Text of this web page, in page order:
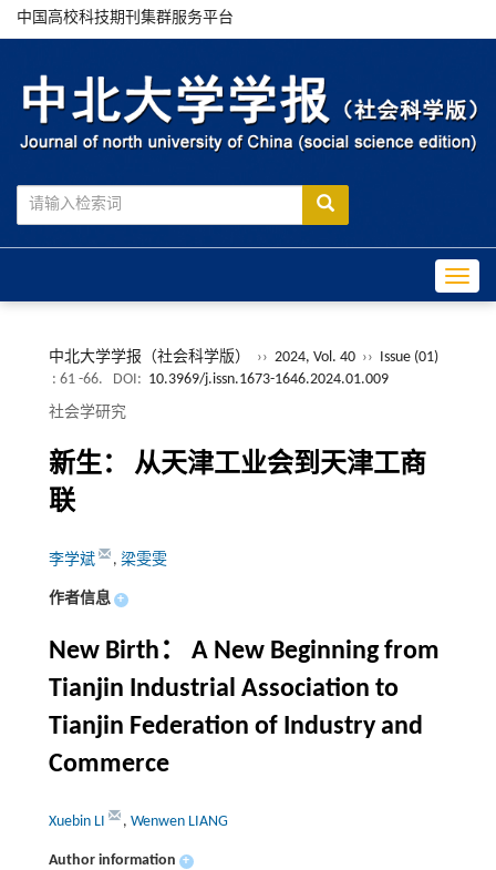
中国高校科技期刊集群服务平台
中北大学学报（社会科学版） ›› 2024, Vol. 40 ››
Issue (01)
: 61 -66.
DOI: 10.3969/j.issn.1673-1646.2024.01.009
社会学研究
新生： 从天津工业会到天津工商
联
李学斌 , 梁雯雯
作者信息 +
New Birth： A New Beginning from
Tianjin Industrial Association to
Tianjin Federation of Industry and
Commerce
Xuebin LI , Wenwen LIANG
Author information +